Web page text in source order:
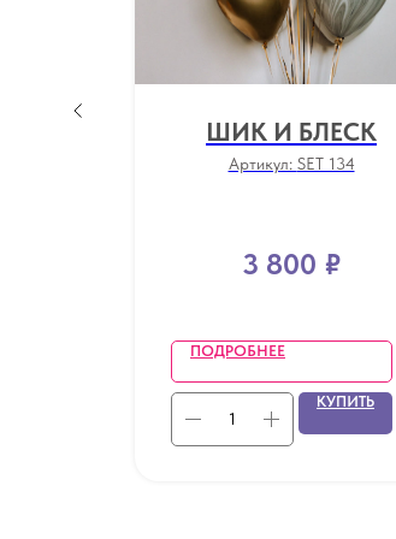
ШИК И БЛЕСК
Артикул: SET 134
3 800 ₽
ПОДРОБНЕЕ
КУПИТЬ